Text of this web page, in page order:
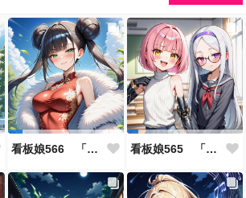
看板娘566 「ナンシー・ツァオのよもやま話」 看板娘565 「銀一族」